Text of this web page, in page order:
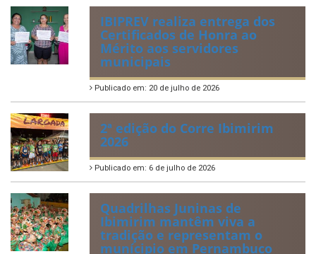
ÚLTIMAS NOTÍCIAS
VIII Conferência Municipal dos
Direitos da Criança e do
Adolescente
IBIPREV realiza entrega dos
Certificados de Honra ao
Mérito aos servidores
municipais
Publicado em: 20 de julho de 2026